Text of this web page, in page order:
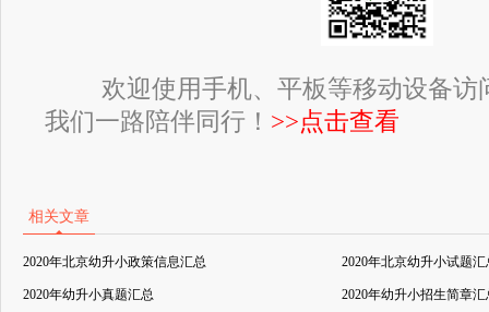
欢迎使用手机、平板等移动设备访
我们一路陪伴同行！ >>点击查看
相关文章
2020年北京幼升小政策信息汇总 2020年北京幼升小试题汇
2020年幼升小真题汇总 2020年幼升小招生简章汇